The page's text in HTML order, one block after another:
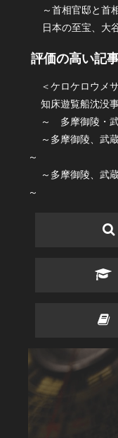
～首相官邸と首
日本の至宝、大
評価の高い記
＜ケロケロウメ
知床遊覧船沈没
～ 多摩御陵・
～多摩御陵、武
～
～多摩御陵、武
～